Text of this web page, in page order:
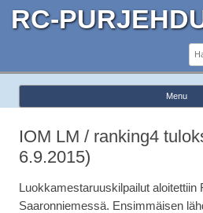
RC-
Menu
IOM LM / ranking4
6.9.2015)
Luokkamestaruuskilpailut aloitettiin
Saaronniemessä. Ensimmäisen